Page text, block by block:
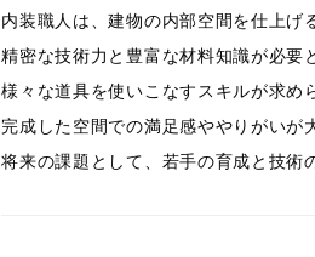
内装職人は、建物の内部空間を仕上げ
精密な技術力と豊富な材料知識が必要
様々な道具を使いこなすスキルが求め
完成した空間での満足感ややりがいが
将来の課題として、若手の育成と技術